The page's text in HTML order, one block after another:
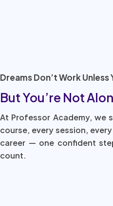
Dreams Don’t Work Unless
But You’re Not
At Professor Academy, we
course, every session,
career — one confident
count.